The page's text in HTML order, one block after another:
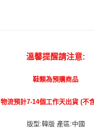
溫馨提醒請注意:
鞋類為預購商品
物流預計7-14個工作天出貨 (不
版型:韓版 產區:中國